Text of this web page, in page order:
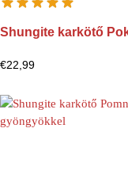
Shungite karkötő
€22,99